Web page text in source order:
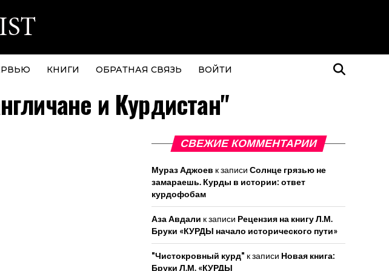
КНИГИ ОБРАТНАЯ СВЯЗЬ ВОЙТИ
и Курдистан"
СВЕЖИЕ КОММЕНТАРИИ
Мураз Аджоев к записи Солнце грязью не
замараешь. Курды в истории: ответ
курдофобам
Аза Авдали к записи Рецензия на книгу Л.М.
Бруки «КУРДЫ начало исторического пути»
"Чистокровный курд" к записи Новая книга:
Бруки Л.М. «КУРДЫ